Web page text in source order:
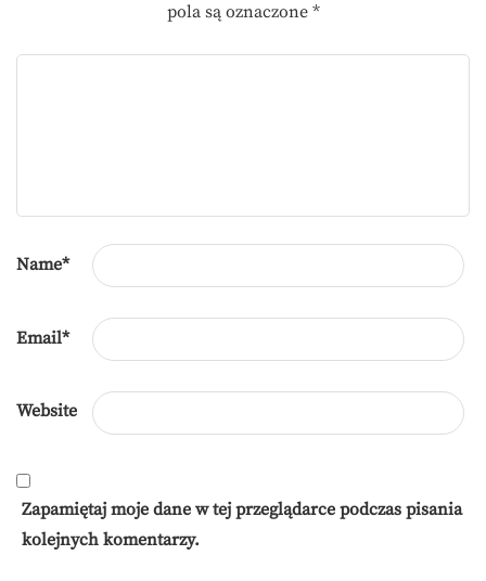
pola są oznaczone *
Name*
Email*
Website
Zapamiętaj moje dane w tej przeglądarce podczas pisania
kolejnych komentarzy.